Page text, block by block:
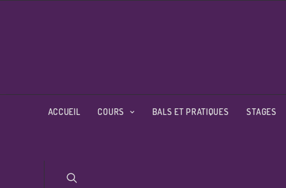
ACCUEIL COURS BALS ET PRATIQUES STAGES